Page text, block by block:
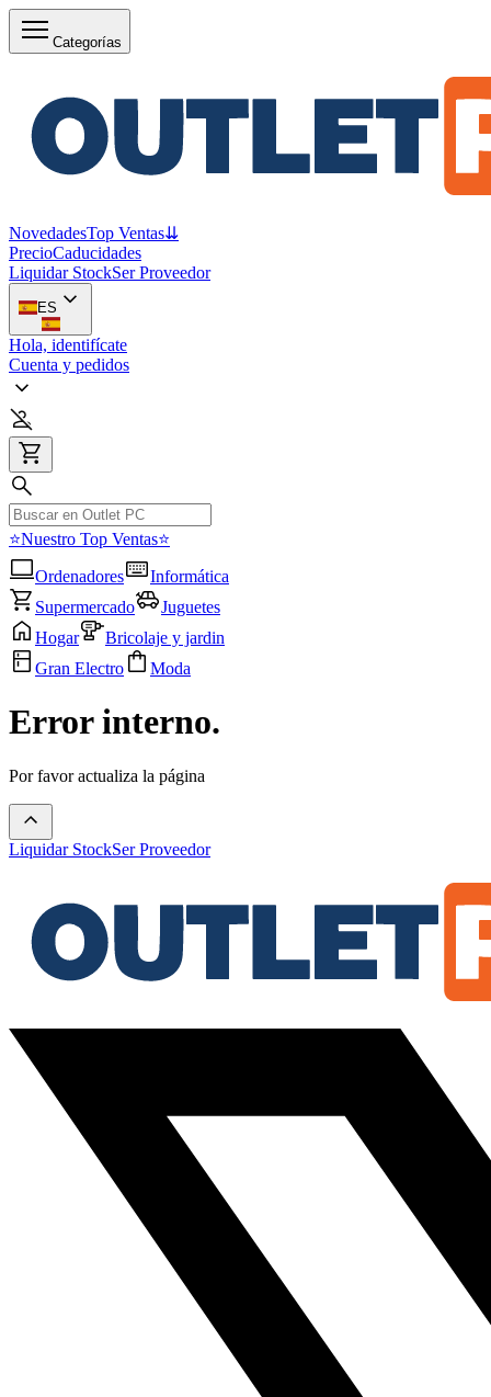
Categorías
NovedadesTop Ventas⇊
PrecioCaducidades
Liquidar StockSer Proveedor
ES
Hola, identifícate
Cuenta y pedidos
⭐Nuestro Top Ventas⭐
Ordenadores
Informática
Supermercado
Juguetes
Hogar
Bricolaje y jardin
Gran Electro
Moda
Error interno.
Por favor actualiza la página
Liquidar StockSer Proveedor